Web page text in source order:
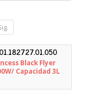
Black Flyer
Capacidad 3L